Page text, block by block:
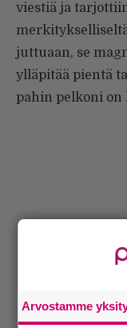
viestiä ja
juttuaan, se
ylläpitää pientä
pahin pelkoni on
Arvostamme